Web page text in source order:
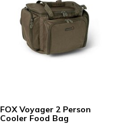
FOX Voyager 2 Person
Cooler Food Bag